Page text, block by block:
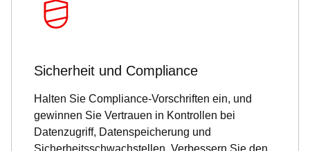
Sicherheit und Compliance
Halten Sie Compliance-Vorschriften ein, und
gewinnen Sie Vertrauen in Kontrollen bei
Datenzugriff, Datenspeicherung und
Sicherheitsschwachstellen. Verbessern Sie den